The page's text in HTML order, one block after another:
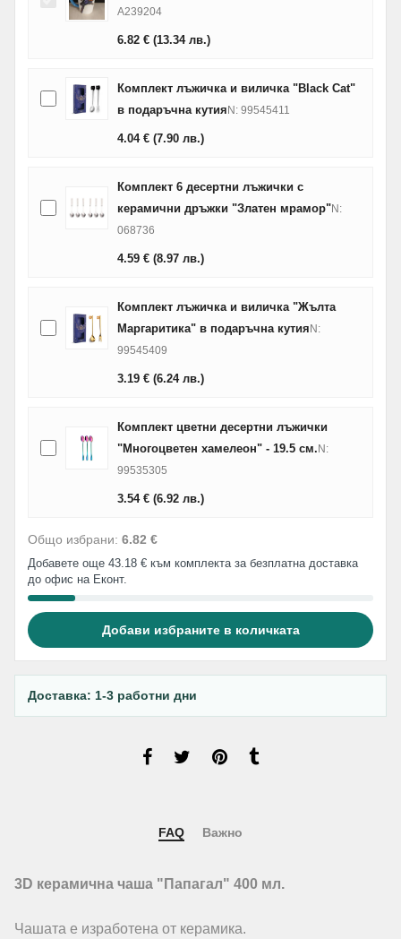
A239204
6.82 € (13.34 лв.)
Комплект лъжичка и виличка "Black Cat"
в подаръчна кутия N: 99545411
4.04 € (7.90 лв.)
Комплект 6 десертни лъжички с
керамични дръжки "Златен мрамор"N:
068736
4.59 € (8.97 лв.)
Комплект лъжичка и виличка "Жълта
Маргаритика" в подаръчна кутия N:
99545409
3.19 € (6.24 лв.)
Комплект цветни десертни лъжички
"Многоцветен хамелеон" - 19.5 см. N:
99535305
3.54 € (6.92 лв.)
Общо избрани: 6.82 €
Добавете още 43.18 € към комплекта за безплатна доставка
до офис на Еконт.
Добави избраните в количката
Доставка: 1-3 работни дни
FAQ Важно
3D керамична чаша "Папагал" 400 мл.
Чашата е изработена от керамика.